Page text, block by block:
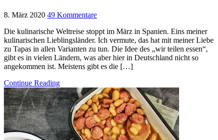
8. März 2020 49 Kommentare
Die kulinarische Weltreise stoppt im März in Spanien. Eins meiner
kulinarischen Lieblingsländer. Ich vermute, das hat mit meiner Liebe
zu Tapas in allen Varianten zu tun. Die Idee des „wir teilen essen“,
gibt es in vielen Ländern, was aber hier in Deutschland nicht so
angekommen ist. Meistens gibt es die […]
Continue Reading